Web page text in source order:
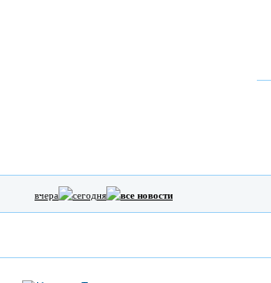
вчера сегодня все новости